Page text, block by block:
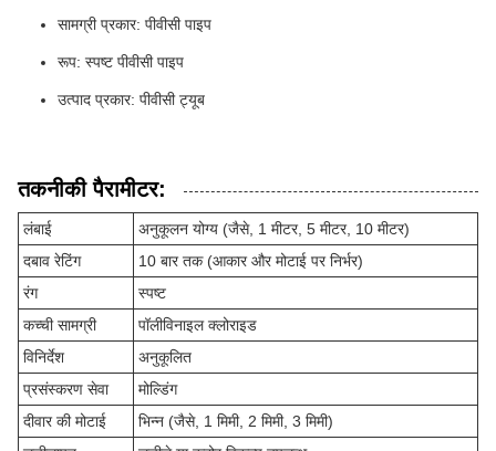
सामग्री प्रकार: पीवीसी पाइप
रूप: स्पष्ट पीवीसी पाइप
उत्पाद प्रकार: पीवीसी ट्यूब
तकनीकी पैरामीटर:
लंबाई
अनुकूलन योग्य (जैसे, 1 मीटर, 5 मीटर, 10 मीटर)
दबाव रेटिंग
10 बार तक (आकार और मोटाई पर निर्भर)
रंग
स्पष्ट
कच्ची सामग्री
पॉलीविनाइल क्लोराइड
विनिर्देश
अनुकूलित
प्रसंस्करण सेवा
मोल्डिंग
दीवार की मोटाई
भिन्न (जैसे, 1 मिमी, 2 मिमी, 3 मिमी)